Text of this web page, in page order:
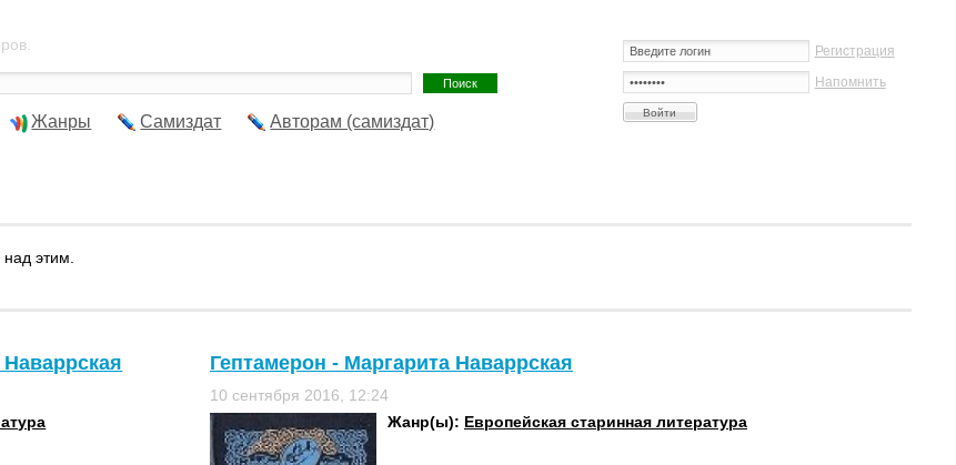
Регистрация
Напомнить
Жанры Самиздат Авторам (самиздат)
этим.
Гептамерон - Маргарита Наваррская
10 сентября 2016, 12:24
Жанр(ы): Европейская старинная литература